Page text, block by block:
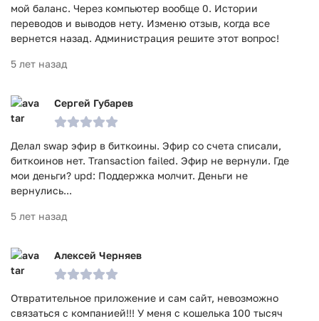
мой баланс. Через компьютер вообще 0. Истории
переводов и выводов нету. Изменю отзыв, когда все
вернется назад. Администрация решите этот вопрос!
5 лет назад
Сергей Губарев
Делал swap эфир в биткоины. Эфир со счета списали,
биткоинов нет. Transaction failed. Эфир не вернули. Где
мои деньги? upd: Поддержка молчит. Деньги не
вернулись...
5 лет назад
Алексей Черняев
Отвратительное приложение и сам сайт, невозможно
связаться с компанией!!! У меня с кошелька 100 тысяч